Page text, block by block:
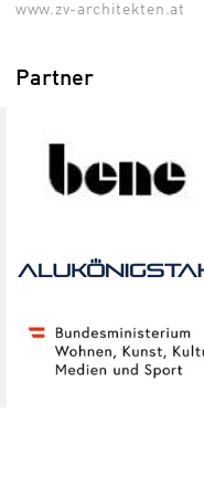
www.zv-architekten.at
Partner